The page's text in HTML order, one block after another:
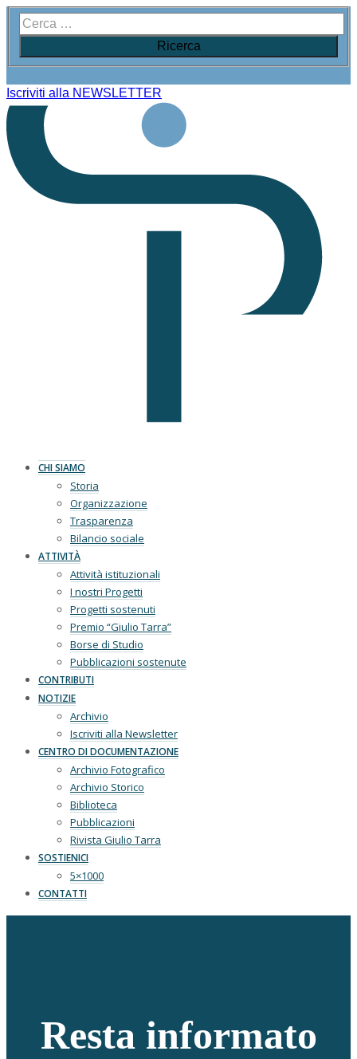
Iscriviti alla NEWSLETTER
CHI SIAMO
Storia
Organizzazione
Trasparenza
Bilancio sociale
ATTIVITÀ
Attività istituzionali
I nostri Progetti
Progetti sostenuti
Premio “Giulio Tarra”
Borse di Studio
Pubblicazioni sostenute
CONTRIBUTI
NOTIZIE
Archivio
Iscriviti alla Newsletter
CENTRO DI DOCUMENTAZIONE
Archivio Fotografico
Archivio Storico
Biblioteca
Pubblicazioni
Rivista Giulio Tarra
SOSTIENICI
5×1000
CONTATTI
Resta informato